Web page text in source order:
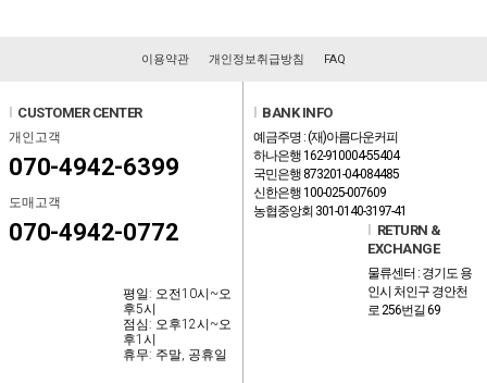
이용약관 개인정보취급방침 FAQ
CUSTOMER CENTER
개인고객
070-4942-6399
도매고객
070-4942-0772
평일: 오전10시~오
후5시
점심: 오후12시~오
후1시
휴무: 주말, 공휴일
BANK INFO
예금주명 : (재)아름다운커피
하나은행 162-910004-55404
국민은행 873201-04-084485
신한은행 100-025-007609
농협중앙회 301-0140-3197-41
RETURN &
EXCHANGE
물류센터 : 경기도 용
인시 처인구 경안천
로 256번길 69